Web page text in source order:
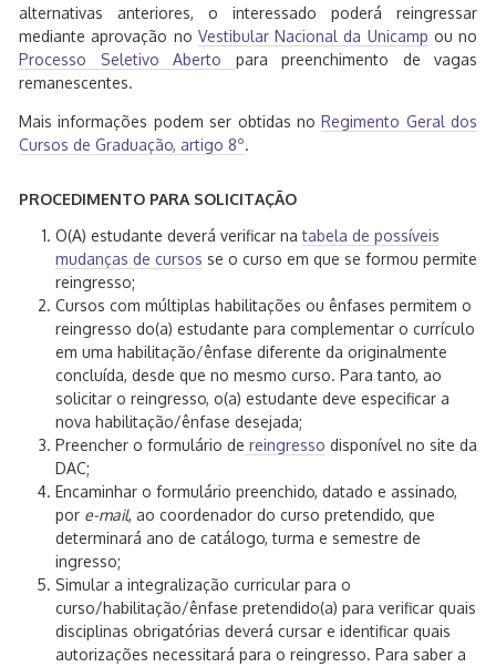
alternativas anteriores, o interessado poderá reingressar
mediante aprovação no Vestibular Nacional da Unicamp ou no
Processo Seletivo Aberto para preenchimento de vagas
remanescentes.
Mais informações podem ser obtidas noRegimento Geral dos
Cursos de Graduação, artigo 8º.
PROCEDIMENTO PARA SOLICITAÇÃO
O(A) estudante deverá verificar natabela de possíveis
mudanças de cursos se o curso em que se formou permite
reingresso;
Cursos com múltiplas habilitações ou ênfases permitem o
reingresso do(a) estudante para complementar o currículo
em uma habilitação/ênfase diferente da originalmente
concluída, desde que no mesmo curso. Para tanto, ao
solicitar o reingresso, o(a) estudante deve especificar a
nova habilitação/ênfase desejada;
Preencher o formulário de reingresso disponível no site da
DAC;
Encaminhar o formulário preenchido, datado e assinado,
por e-mail, ao coordenador do curso pretendido, que
determinará ano de catálogo, turma e semestre de
ingresso;
Simular a integralização curricular para o
curso/habilitação/ênfase pretendido(a) para verificar quais
disciplinas obrigatórias deverá cursar e identificar quais
autorizações necessitará para o reingresso. Para saber a